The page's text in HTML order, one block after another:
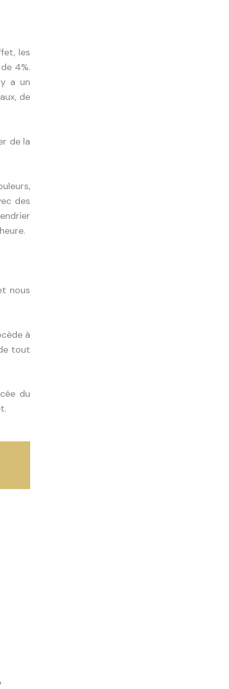
les
4%.
a un
de
de la
des
nous
à
tout
du